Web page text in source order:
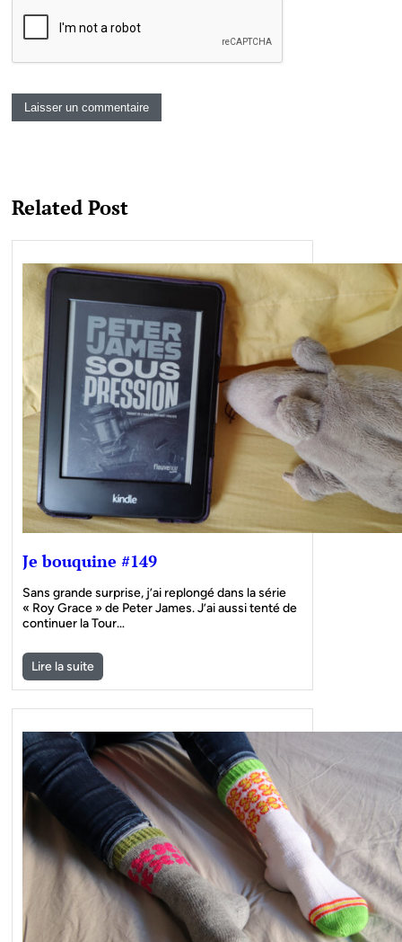
Related Post
Je bouquine #149
Sans grande surprise, j’ai replongé dans la série
« Roy Grace » de Peter James. J’ai aussi tenté de
continuer la Tour…
Lire la suite